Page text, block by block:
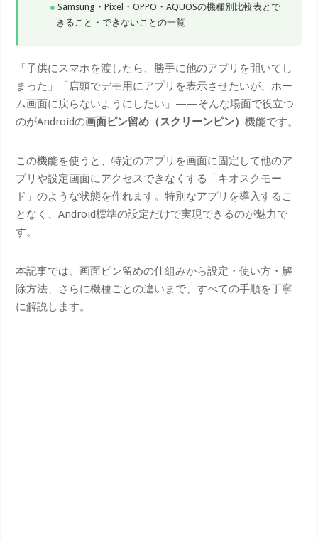
Samsung・Pixel・OPPO・AQUOSの機種別比較表とで
きること・できないことの一覧
「子供にスマホを渡したら、勝手に他のアプリを開いてし
まった」「店頭でデモ用にアプリを表示させたいが、ホー
ム画面に戻らないようにしたい」——そんな場面で役立つ
のがAndroidの画面ピン留め（スクリーンピン）機能です。
この機能を使うと、特定のアプリを画面に固定して他のア
プリや設定画面にアクセスできなくする「キオスクモー
ド」のような状態を作れます。特別なアプリを導入するこ
となく、Android標準の設定だけで実現できるのが魅力で
す。
本記事では、画面ピン留めの仕組みから設定・使い方・解
除方法、さらに機種ごとの違いまで、すべての手順を丁寧
に解説します。